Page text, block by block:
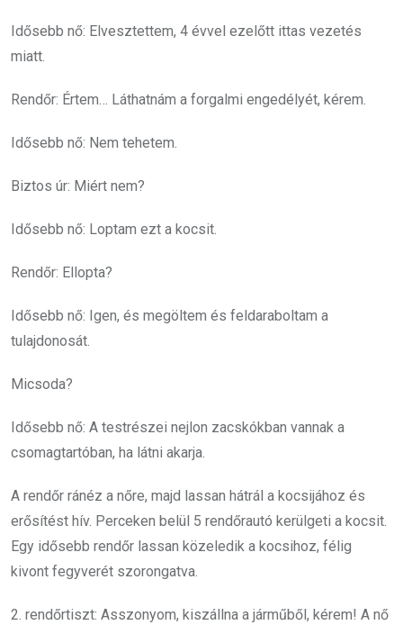
Idősebb nő: Elvesztettem, 4 évvel ezelőtt ittas vezetés
miatt.
Rendőr: Értem… Láthatnám a forgalmi engedélyét, kérem.
Idősebb nő: Nem tehetem.
Biztos úr: Miért nem?
Idősebb nő: Loptam ezt a kocsit.
Rendőr: Ellopta?
Idősebb nő: Igen, és megöltem és feldaraboltam a
tulajdonosát.
Micsoda?
Idősebb nő: A testrészei nejlon zacskókban vannak a
csomagtartóban, ha látni akarja.
A rendőr ránéz a nőre, majd lassan hátrál a kocsijához és
erősítést hív. Perceken belül 5 rendőrautó kerülgeti a kocsit.
Egy idősebb rendőr lassan közeledik a kocsihoz, félig
kivont fegyverét szorongatva.
2. rendőrtiszt: Asszonyom, kiszállna a járműből, kérem! A nő